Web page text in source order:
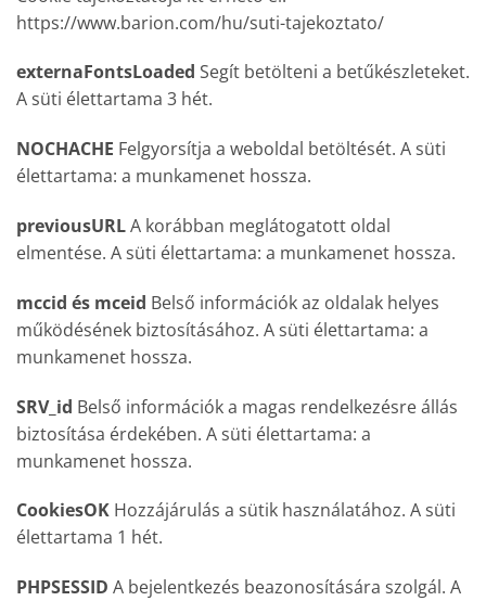
https://www.barion.com/hu/suti-tajekoztato/
externaFontsLoaded Segít betölteni a betűkészleteket.
A süti élettartama 3 hét.
NOCHACHE Felgyorsítja a weboldal betöltését. A süti
élettartama: a munkamenet hossza.
previousURLA korábban meglátogatott oldal
elmentése. A süti élettartama: a munkamenet hossza.
mccid és mceid Belső információk az oldalak helyes
működésének biztosításához. A süti élettartama: a
munkamenet hossza.
SRV_id Belső információk a magas rendelkezésre állás
biztosítása érdekében. A süti élettartama: a
munkamenet hossza.
CookiesOK Hozzájárulás a sütik használatához. A süti
élettartama 1 hét.
PHPSESSID A bejelentkezés beazonosítására szolgál. A